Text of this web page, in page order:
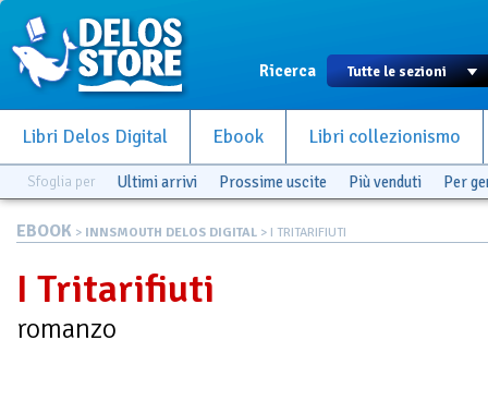
Ricerca
Libri Delos Digital Ebook Libri collezionismo
Sfoglia per Ultimi arrivi Prossime uscite Più venduti Per
EBOOK > INNSMOUTH DELOS DIGITAL > I TRITARIFIUTI
I Tritarifiuti
romanzo